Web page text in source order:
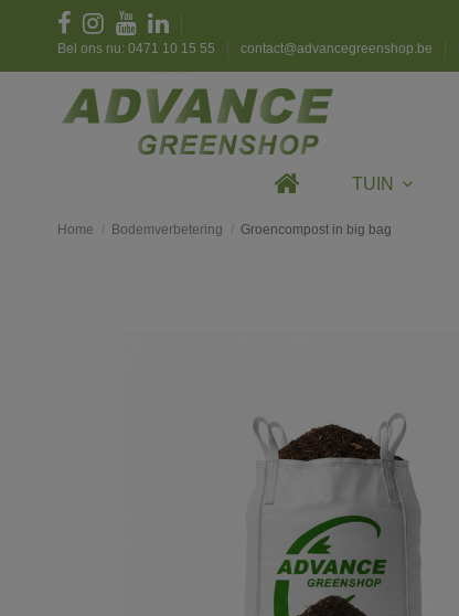
Bel ons nu: 0471 10 15 55 contact@advancegreenshop.be
TUIN
Home Bodemverbetering Groencompost in big bag